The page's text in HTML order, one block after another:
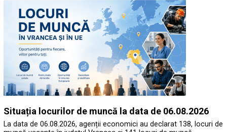
Situația locurilor de muncă la data de 06.08.2026
La data de 06.08.2026, agenții economici au declarat 138, locuri de